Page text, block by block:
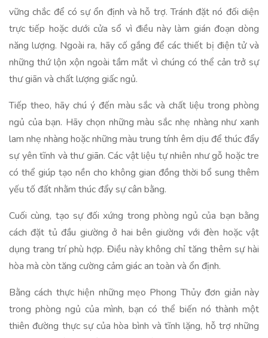
vững chắc để có sự ổn định và hỗ trợ. Tránh đặt nó đối diện
trực tiếp hoặc dưới cửa sổ vì điều này làm gián đoạn dòng
năng lượng. Ngoài ra, hãy cố gắng để các thiết bị điện tử và
những thứ lộn xộn ngoài tầm mắt vì chúng có thể cản trở sự
thư giãn và chất lượng giấc ngủ.
Tiếp theo, hãy chú ý đến màu sắc và chất liệu trong phòng
ngủ của bạn. Hãy chọn những màu sắc nhẹ nhàng như xanh
lam nhẹ nhàng hoặc những màu trung tính êm dịu để thúc đẩy
sự yên tĩnh và thư giãn. Các vật liệu tự nhiên như gỗ hoặc tre
có thể giúp tạo nền cho không gian đồng thời bổ sung thêm
yếu tố đất nhằm thúc đẩy sự cân bằng.
Cuối cùng, tạo sự đối xứng trong phòng ngủ của bạn bằng
cách đặt tủ đầu giường ở hai bên giường với đèn hoặc vật
dụng trang trí phù hợp. Điều này không chỉ tăng thêm sự hài
hòa mà còn tăng cường cảm giác an toàn và ổn định.
Bằng cách thực hiện những mẹo Phong Thủy đơn giản này
trong phòng ngủ của mình, bạn có thể biến nó thành một
thiên đường thực sự của hòa bình và tĩnh lặng, hỗ trợ những